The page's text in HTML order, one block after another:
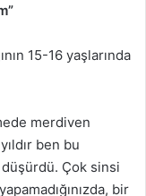
15-16 yaşlarında
merdiven
ben bu
düşürdü. Çok sinsi
bir